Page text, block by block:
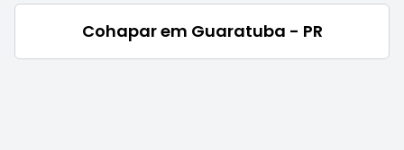
Cohapar em Guaratuba - PR